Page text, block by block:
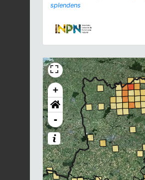
splendens
+
-